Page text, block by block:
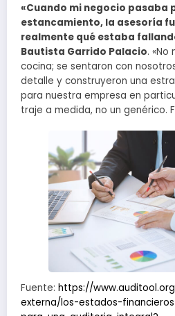
«Cuando mi negocio pasaba
estancamiento, la asesoría
realmente qué estaba
Bautista Garrido Palacio.
cocina; se sentaron con
detalle y construyeron una
para nuestra empresa en
traje a medida, no un genérico.
Fuente: https://
externa/los-estados-